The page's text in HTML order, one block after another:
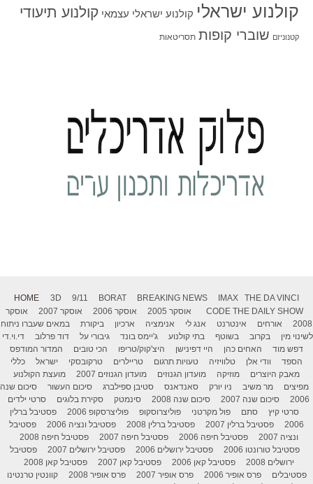
קולנוע ישראלי קולנוע ישראלי עצמאי קולנוע תיעודי
קטנוניזם שוברי קופות תסריטאות
HOME 3D 9/11 BORAT BREAKING NEWS IMAX
THE DA VINCI
CODE THE DAILY SHOW אוסקר 2005 אוסקר 2006 אוסקר 2007
אוסקר
2008
אורחים אינטרנט אנג לי אנימציה ארכיון ביקורת
במאים שעברו ניתוח
לשינוי מין
בקרוב בשוטף בתי קולנוע ג'יימס בונד גיבורי על דוד פרלוב
די.וי.די
דפש מוד
האחים כהן היי דפינישן היצ'קוק/טריפו הכי טובים
המדור המודפס
הספד
וודי אלן טלוויזיה טעויות תרגום טריילרים טרקובסקי ישראל
כללי
מאבק היוצרים
מוזיקה מועדון הגנוזים מועדון הגנוזים 2007
מועצת הקולנוע
מפיצים
מר משיב ניו יורק סאנדאנס סטיבן ספילברג סיכום העשור
סיכום שנה
2006
סיכום שנה 2007 סיכום שנה 2008 סינמטק סקירת בלוגים
סרטי ילדים
סרטי קיץ
סתם פול מקרטני פוליצרוסקופ פוליצרסקופ 2006
פסטיבל ברלין
2006
פסטיבל ברלין 2007 פסטיבל ברלין 2008 פסטיבל ונציה 2006
פסטיבל
ונציה 2007
פסטיבל חיפה 2006 פסטיבל חיפה 2007
פסטיבל חיפה 2008
פסטיבל טורונטו 2006
פסטיבל ירושלים 2006 פסטיבל ירושלים 2007
פסטיבל
ירושלים 2008
פסטיבל קאן 2006 פסטיבל קאן 2007
פסטיבל קאן 2008
פסטיבלים
פרס אופיר 2006 פרס אופיר 2007 פרס אופיר 2008
קוונטין טרנטינו